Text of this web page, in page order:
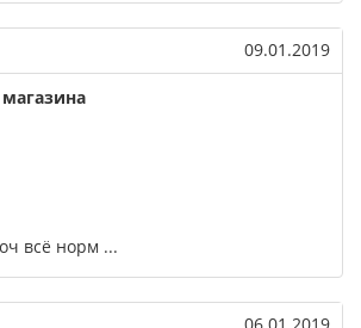
09.01.2019
всё норм ...